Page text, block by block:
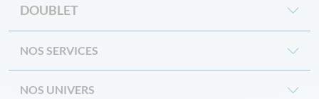
DOUBLET
NOS SERVICES
NOS UNIVERS